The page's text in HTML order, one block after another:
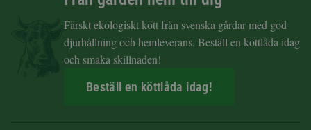
Färskt ekologiskt kött från svenska gårdar med god
djurhållning och hemleverans. Beställ en köttlåda idag
och smaka skillnaden!
Beställ en köttlåda idag!